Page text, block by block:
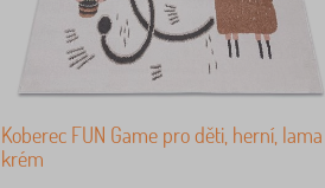
Koberec FUN Game pro děti, herní, lama
krém